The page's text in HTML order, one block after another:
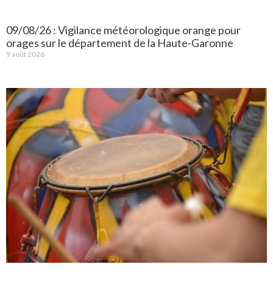
09/08/26 : Vigilance météorologique orange pour
orages sur le département de la Haute-Garonne
9 août 2026